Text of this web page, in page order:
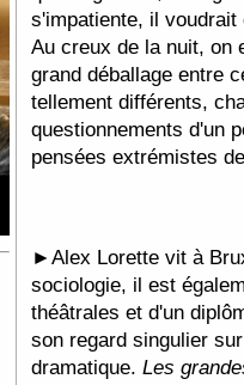
s'impatiente, il
Au creux de la nuit, on
grand déballage entre
tellement différents,
questionnements d'un
pensées extrémistes
► Alex Lorette vit à
sociologie, il est
théâtrales et d'un
son regard singulier
dramatique. Les